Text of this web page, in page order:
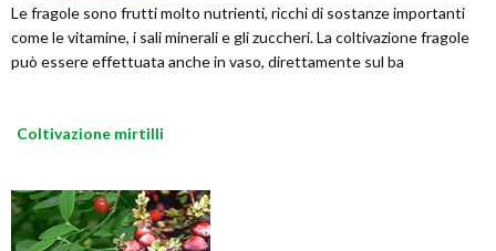
Le fragole sono frutti molto nutrienti, ricchi di sostanze importanti
come le vitamine, i sali minerali e gli zuccheri. La coltivazione fragole
può essere effettuata anche in vaso, direttamente sul ba
Coltivazione mirtilli